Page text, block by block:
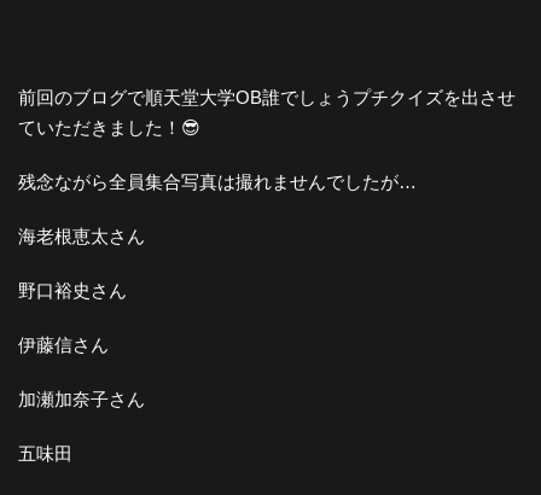
前回のブログで順天堂大学OB誰でしょうプチクイズを出させ
ていただきました！😎
残念ながら全員集合写真は撮れませんでしたが…
海老根恵太さん
野口裕史さん
伊藤信さん
加瀬加奈子さん
五味田